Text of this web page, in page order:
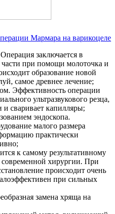
Мармара на варикоцеле
заключается в
при помощи молоточка и
образование новой
самое древнее лечение;
Эффективность операции
ультразвукового резца,
и сваривает капилляры;
эндоскопа.
малого размера
практически
к самому результативному
хирургии. При
происходит очень
при сильных
замена хряща на